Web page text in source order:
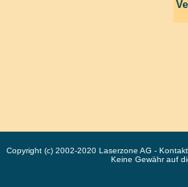
Copyright (c) 2002-2020 Laserzone AG -
Keine Gewähr auf